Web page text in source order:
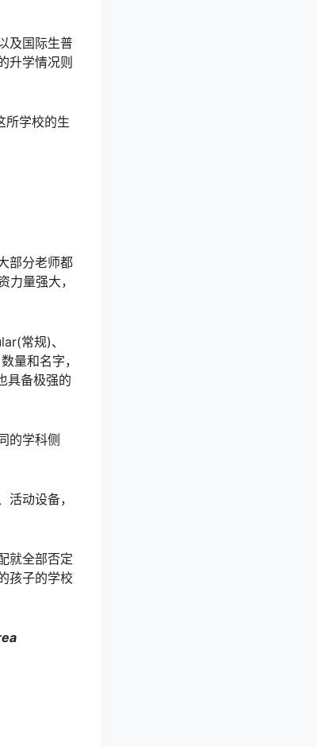
及国际生普
升学情况则
所学校的生
部分老师都
量强大，
常规)、
量和名字，
具备极强的
的学科侧
动设备，
就全部否定
孩子的学校